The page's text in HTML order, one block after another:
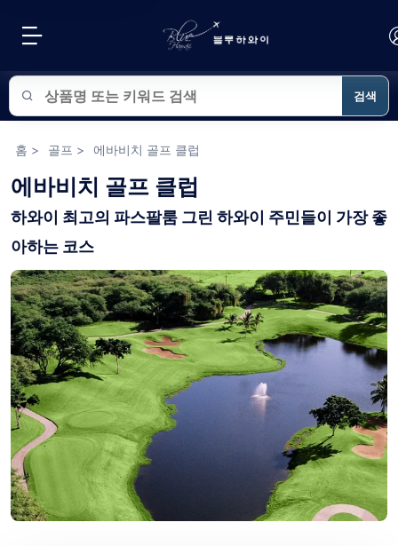
블루하와이 상품 검색
검색
홈 > 골프 > 에바비치 골프 클럽
에바비치 골프 클럽
하와이 최고의 파스팔룸 그린 하와이 주민들이 가장 좋
아하는 코스